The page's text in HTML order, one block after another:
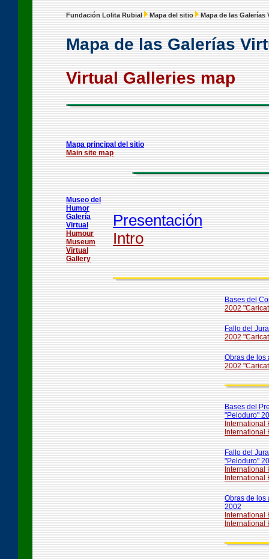
Fundación Lolita Rubial Mapa del sitio Mapa de las Galerías
Mapa de las Galerías
Virtual Galleries map
Mapa principal del sitio
Main site map
Museo del
Humor
Galería
Virtual
Humour
Museum
Virtual
Gallery
Presentación
Intro
Bases del
2002
Fallo del
2002
Obras de los
2002
Bases del
"Peloduro"
International
International
Fallo del
"Peloduro"
International
International
Obras de los
2002
International
International